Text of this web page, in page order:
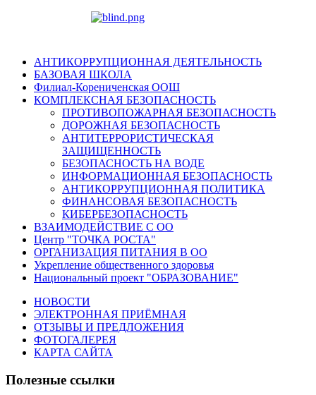
АНТИКОРРУПЦИОННАЯ ДЕЯТЕЛЬНОСТЬ
БАЗОВАЯ ШКОЛА
Филиал-Корениченская ООШ
КОМПЛЕКСНАЯ БЕЗОПАСНОСТЬ
ПРОТИВОПОЖАРНАЯ БЕЗОПАСНОСТЬ
ДОРОЖНАЯ БЕЗОПАСНОСТЬ
АНТИТЕРРОРИСТИЧЕСКАЯ
ЗАЩИЩЕННОСТЬ
БЕЗОПАСНОСТЬ НА ВОДЕ
ИНФОРМАЦИОННАЯ БЕЗОПАСНОСТЬ
АНТИКОРРУПЦИОННАЯ ПОЛИТИКА
ФИНАНСОВАЯ БЕЗОПАСНОСТЬ
КИБЕРБЕЗОПАСНОСТЬ
ВЗАИМОДЕЙСТВИЕ С ОО
Центр "ТОЧКА РОСТА"
ОРГАНИЗАЦИЯ ПИТАНИЯ В ОО
Укрепление общественного здоровья
Национальный проект "ОБРАЗОВАНИЕ"
НОВОСТИ
ЭЛЕКТРОННАЯ ПРИЁМНАЯ
ОТЗЫВЫ И ПРЕДЛОЖЕНИЯ
ФОТОГАЛЕРЕЯ
КАРТА САЙТА
Полезные ссылки